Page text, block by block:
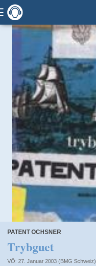
PATENT OCHSNER
Trybguet
VÖ: 27. Januar 2003 (BMG Schweiz)